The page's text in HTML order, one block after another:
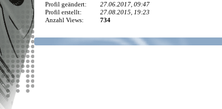
Profil geändert:
27.06.2017, 09:47
Profil erstellt:
27.08.2015, 19:23
Anzahl Views:
734